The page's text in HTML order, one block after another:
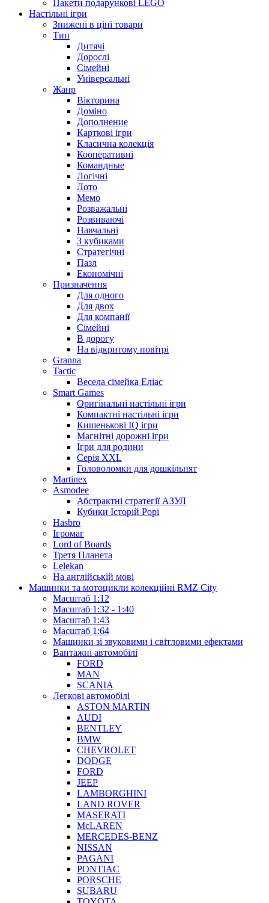
Пакети подарункові LEGO
Настільні ігри
Знижені в ціні товари
Тип
Дитячі
Дорослі
Сімейні
Універсальні
Жанр
Вікторина
Доміно
Дополнение
Карткові ігри
Класична колекція
Кооперативні
Командные
Логічні
Лото
Мемо
Розважальні
Розвиваючі
Навчальні
З кубиками
Стратегічні
Пазл
Економічні
Призначення
Для одного
Для двох
Для компанії
Сімейні
В дорогу
На відкритому повітрі
Granna
Tactic
Весела сімейка Еліас
Smart Games
Оригінальні настільні ігри
Компактні настільні ігри
Кишенькові IQ ігри
Магнітні дорожні ігри
Ігри для родини
Серія XXL
Головоломки для дошкільнят
Martinex
Asmodee
Абстрактні стратегії АЗУЛ
Кубики Історій Рорі
Hasbro
Ігромаг
Lord of Boards
Третя Планета
Lelekan
На англійській мові
Машинки та мотоцикли колекційні RMZ City
Масштаб 1:12
Масштаб 1:32 - 1:40
Масштаб 1:43
Масштаб 1:64
Машинки зі звуковими і світловими ефектами
Вантажні автомобілі
FORD
MAN
SCANIA
Легкові автомобілі
ASTON MARTIN
AUDI
BENTLEY
BMW
CHEVROLET
DODGE
FORD
JEEP
LAMBORGHINI
LAND ROVER
MASERATI
McLAREN
MERCEDES-BENZ
NISSAN
PAGANI
PONTIAC
PORSCHE
SUBARU